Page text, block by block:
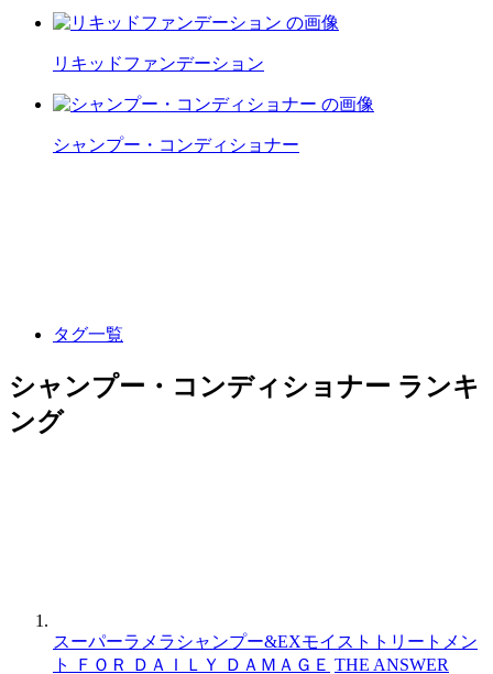
リキッドファンデーション
シャンプー・コンディショナー
タグ一覧
シャンプー・コンディショナー ランキ
ング
スーパーラメラシャンプー&EXモイストトリートメン
ト ＦＯＲ ＤＡＩＬＹ ＤＡＭＡＧＥ THE ANSWER